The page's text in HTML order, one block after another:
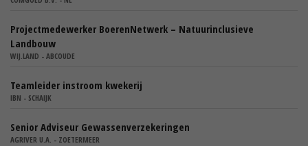
Projectmedewerker BoerenNetwerk – Natuurinclusieve
Landbouw
WIJ.LAND - ABCOUDE
Teamleider instroom kwekerij
IBN - SCHAIJK
Senior Adviseur Gewassenverzekeringen
AGRIVER U.A. - ZOETERMEER